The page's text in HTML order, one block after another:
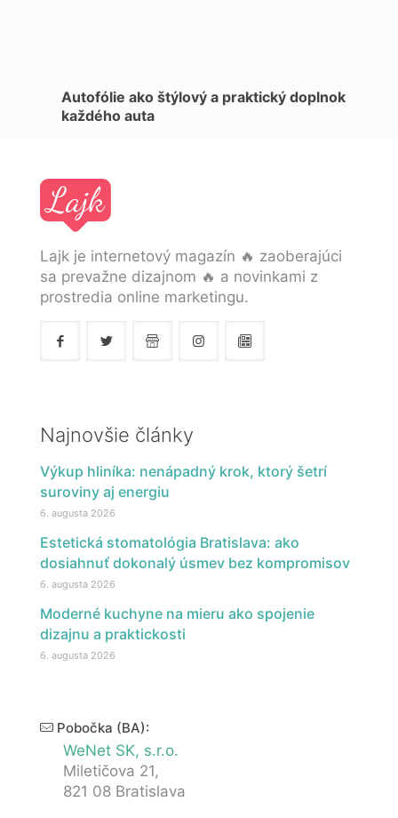
Autofólie ako štýlový a praktický doplnok
každého auta
Lajk je internetový magazín 🔥 zaoberajúci
sa prevažne dizajnom 🔥 a novinkami z
prostredia online marketingu.
Najnovšie články
Výkup hliníka: nenápadný krok, ktorý šetrí
suroviny aj energiu
6. augusta 2026
Estetická stomatológia Bratislava: ako
dosiahnuť dokonalý úsmev bez kompromisov
6. augusta 2026
Moderné kuchyne na mieru ako spojenie
dizajnu a praktickosti
6. augusta 2026
Pobočka (BA):
WeNet SK, s.r.o.
Miletičova 21,
821 08 Bratislava